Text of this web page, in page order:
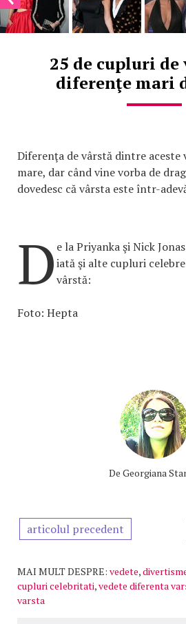
25 de cupluri de
diferenţe mari
Diferenţa de vârstă dintre aceste
mare, dar când vine vorba de
dovedesc că vârsta este într-
D e la Priyanka şi Nick
iată şi alte cupluri
vârstă:
Foto: Hepta
De Georgiana
articolul precedent
MAI MULT DESPRE: vedete,
cupluri celebritati,vedete diferenta
varsta